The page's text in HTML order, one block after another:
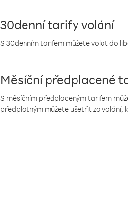
30denní tarify volání
S 30denním tarifem můžete volat do
Měsíční předplacené
S měsíčním předplaceným tarifem
předplatným můžete ušetřit za volání,